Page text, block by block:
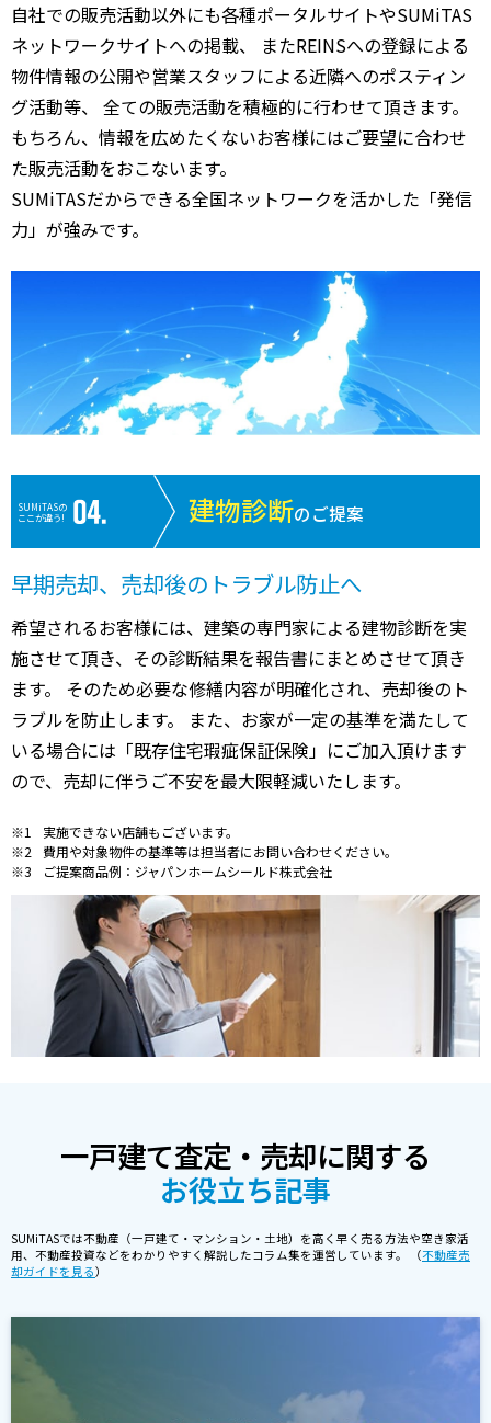
自社での販売活動以外にも各種ポータルサイトやSUMiTAS
ネットワークサイトへの掲載、 またREINSへの登録による
物件情報の公開や営業スタッフによる近隣へのポスティン
グ活動等、 全ての販売活動を積極的に行わせて頂きます。
もちろん、情報を広めたくないお客様にはご要望に合わせ
た販売活動をおこないます。
SUMiTASだからできる全国ネットワークを活かした「発信
力」が強みです。
SUMiTASの
ここが違う!
建物診断のご提案
早期売却、売却後のトラブル防止へ
希望されるお客様には、建築の専門家による建物診断を実
施させて頂き、その診断結果を報告書にまとめさせて頂き
ます。 そのため必要な修繕内容が明確化され、売却後のト
ラブルを防止します。 また、お家が一定の基準を満たして
いる場合には「既存住宅瑕疵保証保険」にご加入頂けます
ので、売却に伴うご不安を最大限軽減いたします。
実施できない店舗もございます。
費用や対象物件の基準等は担当者にお問い合わせください。
ご提案商品例：ジャパンホームシールド株式会社
一戸建て査定・売却に関する
お役立ち記事
SUMiTASでは不動産（一戸建て・マンション・土地）を高く早く売る方法や空き家活
用、不動産投資などをわかりやすく解説したコラム集を運営しています。 （不動産売
却ガイドを見る）